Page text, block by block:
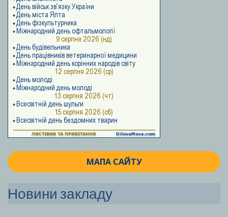
МАПА САЙТУ
Новини закладу